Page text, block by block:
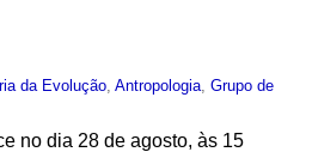
da Evolução,Antropologia,Grupo de
no dia 28 de agosto, às 15